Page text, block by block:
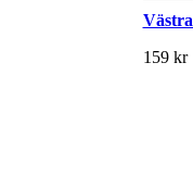
159 kr